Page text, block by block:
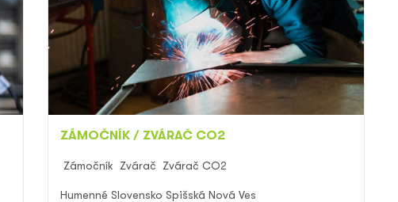
ZÁMOČNÍK / ZVÁRAČ CO2
Zámočník Zvárač Zvárač CO2
Humenné Slovensko Spišská Nová Ves